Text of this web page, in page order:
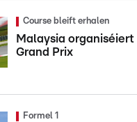
Course bleift erhalen
Malaysia organiséiert
Grand Prix
Formel 1